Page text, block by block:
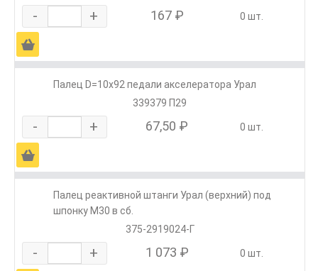
- + 167 ₽ 0 шт.
Ä
Палец D=10х92 педали акселератора Урал
339379 П29
- + 67,50 ₽ 0 шт.
Ä
Палец реактивной штанги Урал (верхний) под
шпонку М30 в сб.
375-2919024-Г
- + 1 073 ₽ 0 шт.